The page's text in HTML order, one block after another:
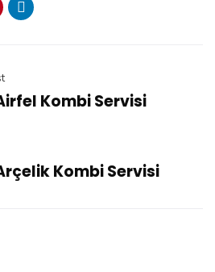
Kombi Servisi
Kombi Servisi